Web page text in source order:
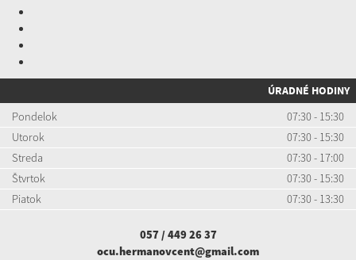
ÚRADNÉ HODINY
Pondelok
07:30 - 15:30
Utorok
07:30 - 15:30
Streda
07:30 - 17:00
Štvrtok
07:30 - 15:30
Piatok
07:30 - 13:30
057 / 449 26 37
ocu.hermanovcent@gmail.com